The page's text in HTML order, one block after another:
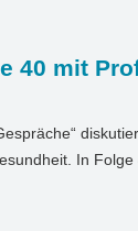
40 mit
In